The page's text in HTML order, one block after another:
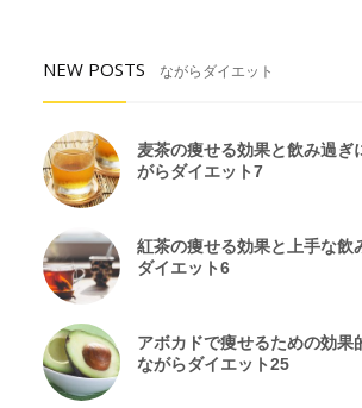
NEW POSTS ながらダイエット
麦茶の痩せる効果と飲み過ぎ
がらダイエット7
紅茶の痩せる効果と上手な飲
ダイエット6
アボカドで痩せるための効果
ながらダイエット25